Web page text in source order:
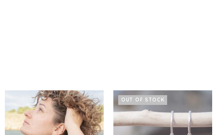
OUT OF STOCK